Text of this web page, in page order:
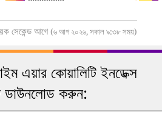
সেকেন্ড আগে (৬ আগ ২০২৬, সকাল ৯:৩৮ সময়)
এয়ার কোয়ালিটি ইনডেক্স
ডাউনলোড করুন: